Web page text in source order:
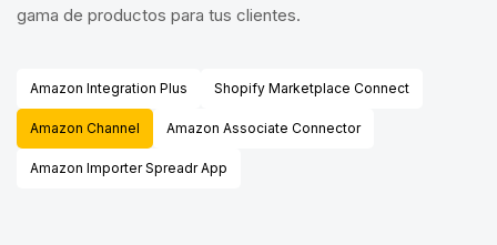
gama de productos para tus clientes.
Amazon Integration Plus Shopify Marketplace Connect
Amazon Channel Amazon Associate Connector
Amazon Importer Spreadr App